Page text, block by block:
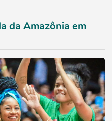
da Amazônia em